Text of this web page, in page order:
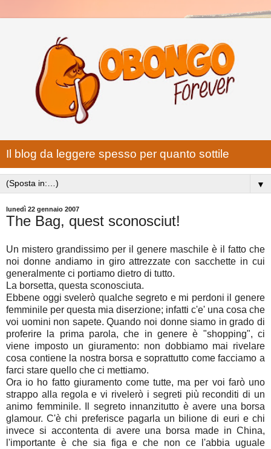
Il blog da leggere spesso per quanto sottile
▼
lunedì 22 gennaio 2007
The Bag, quest sconosciut!
Un mistero grandissimo per il genere maschile è il fatto che
noi donne andiamo in giro attrezzate con sacchette in cui
generalmente ci portiamo dietro di tutto.
La borsetta, questa sconosciuta.
Ebbene oggi svelerò qualche segreto e mi perdoni il genere
femminile per questa mia diserzione; infatti c'e' una cosa che
voi uomini non sapete. Quando noi donne siamo in grado di
proferire la prima parola, che in genere è "shopping", ci
viene imposto un giuramento: non dobbiamo mai rivelare
cosa contiene la nostra borsa e soprattutto come facciamo a
farci stare quello che ci mettiamo.
Ora io ho fatto giuramento come tutte, ma per voi farò uno
strappo alla regola e vi rivelerò i segreti più reconditi di un
animo femminile. Il segreto innanzitutto è avere una borsa
glamour. C'è chi preferisce pagarla un bilione di euri e chi
invece si accontenta di avere una borsa made in China,
l'importante è che sia figa e che non ce l'abbia uguale